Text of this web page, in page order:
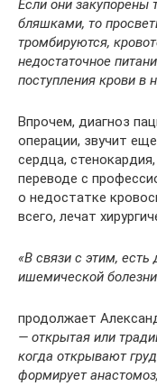
Если они закупорены
бляшками, то
тромбируются,
недостаточное
поступления крови в
Впрочем, диагноз
операции, звучит
сердца,
переводе с
о недостатке
всего, лечат
«В связи с этим,
ишемической
продолжает
— открытая или
когда открывают
формирует